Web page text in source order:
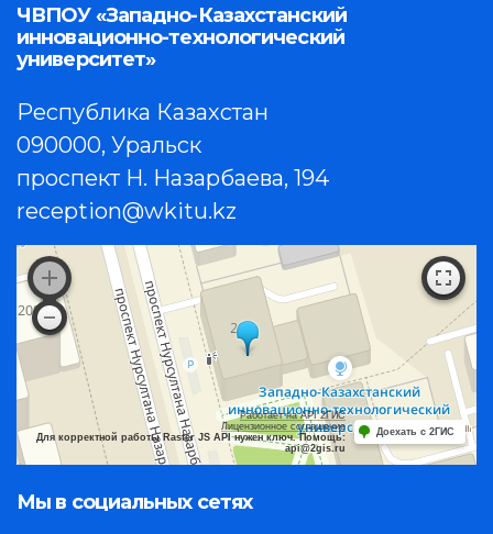
ЧВПОУ «Западно-Казахстанский
инновационно-технологический
университет»
Республика Казахстан
090000, Уральск
проспект Н. Назарбаева, 194
reception@wkitu.kz
Работает на API 2ГИС
Лицензионное соглашение
Для корректной работы Raster JS API нужен ключ. Помощь:
api@2gis.ru
Доехать с 2ГИС
Мы в социальных сетях